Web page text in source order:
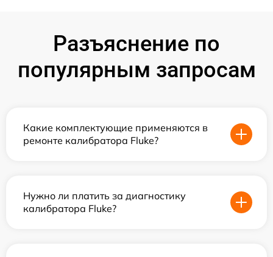
Разъяснение по
популярным запросам
Какие комплектующие применяются в
ремонте калибратора Fluke?
Нужно ли платить за диагностику
калибратора Fluke?